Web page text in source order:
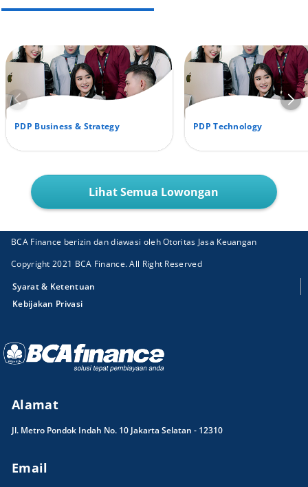
PDP Business & Strategy PDP Technology
Lihat Semua Lowongan
BCA Finance berizin dan diawasi oleh Otoritas Jasa Keuangan
Copyright 2021 BCA Finance. All Right Reserved
Syarat & Ketentuan
Kebijakan Privasi
Alamat
Jl. Metro Pondok Indah No. 10 Jakarta Selatan - 12310
Email